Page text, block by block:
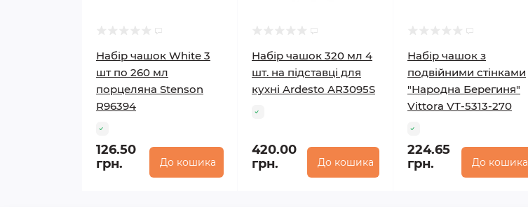
Набір чашок White 3
шт по 260 мл
порцеляна Stenson
R96394
126.50
грн.
До кошика
Набір чашок 320 мл 4
шт. на підставці для
кухні Ardesto AR3095S
420.00
грн.
До кошика
Набір чашок з
подвійними стінками
"Народна Берегиня"
Vittora VT-5313-270
224.65
грн.
До кошика